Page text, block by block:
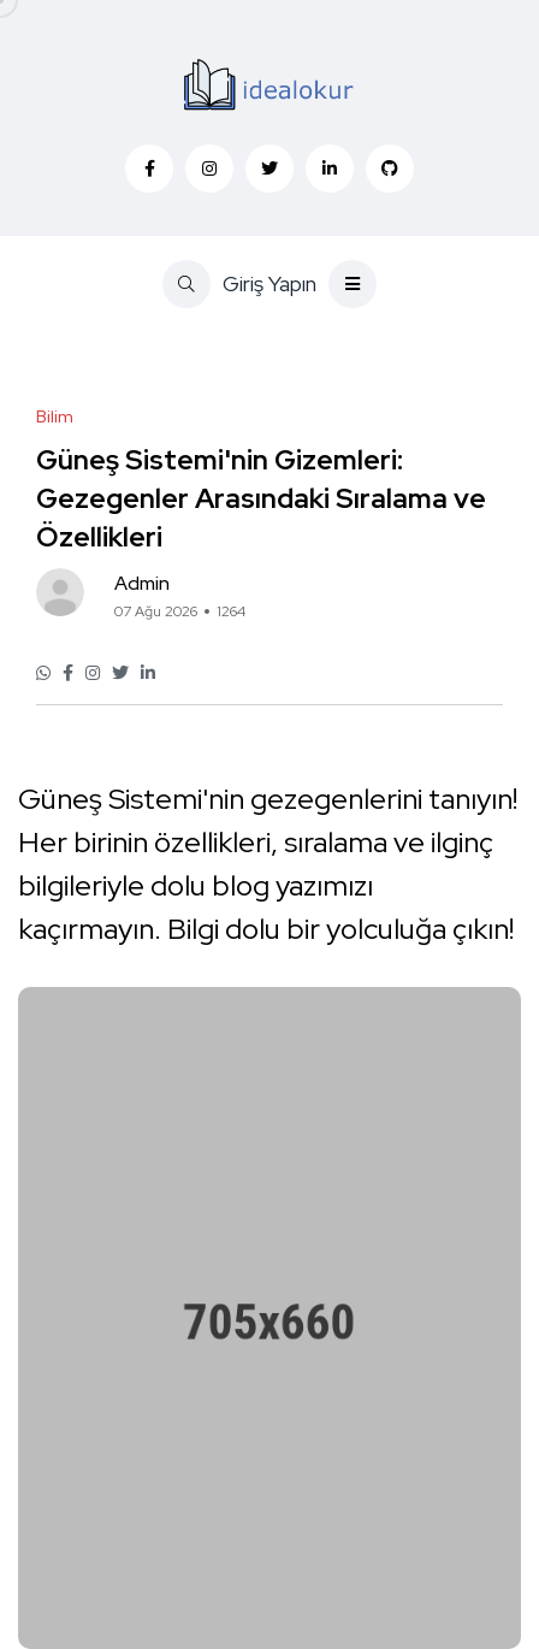
Giriş Yapın
Bilim
Güneş Sistemi'nin Gizemleri:
Gezegenler Arasındaki Sıralama ve
Özellikleri
Admin
07 Ağu 2026 1264
Güneş Sistemi'nin gezegenlerini tanıyın!
Her birinin özellikleri, sıralama ve ilginç
bilgileriyle dolu blog yazımızı
kaçırmayın. Bilgi dolu bir yolculuğa çıkın!